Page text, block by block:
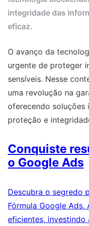
integridade das
eficaz.
O avanço da
urgente de proteger
sensíveis. Nesse
uma revolução na
oferecendo soluções
proteção e
Conquiste
o Google Ads
Descubra o segredo
Fórmula Google Ads.
eficientes, investindo